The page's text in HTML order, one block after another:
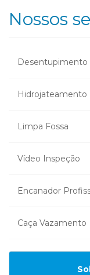
Nossos
Desentupimento
Hidrojateamento
Limpa Fossa
Vídeo Inspeção
Encanador
Caça Vazamento